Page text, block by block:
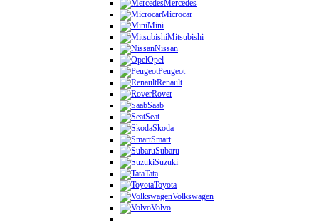
Mercedes
Microcar
Mini
Mitsubishi
Nissan
Opel
Peugeot
Renault
Rover
Saab
Seat
Skoda
Smart
Subaru
Suzuki
Tata
Toyota
Volkswagen
Volvo